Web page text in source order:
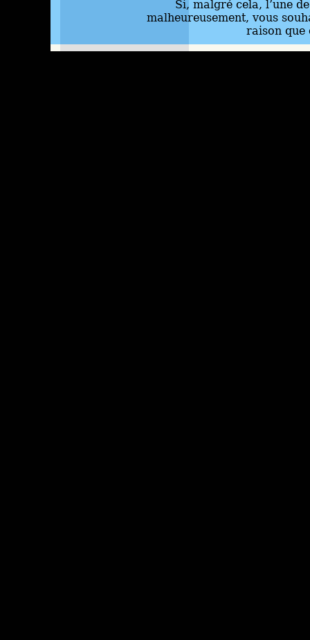
Si, malgré cela, l’une
malheureusement, vous
raison que